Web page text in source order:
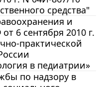
средства"
и
6 сентября 2010 г.
практической
в педиатрии»
по надзору в